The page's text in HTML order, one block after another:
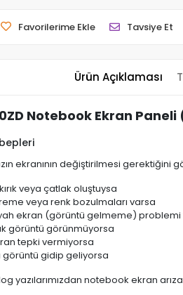
Favorilerime Ekle Tavsiye Et
Ürün Açıklaması
Notebook Ekran Paneli
ekranının değiştirilmesi gerektiğini
veya çatlak oluştuysa
veya renk bozulmaları varsa
ekran (görüntü gelmeme) problemi
görüntü görünmüyorsa
tepki vermiyorsa
görüntü gidip geliyorsa
yazılarımızdan notebook ekran